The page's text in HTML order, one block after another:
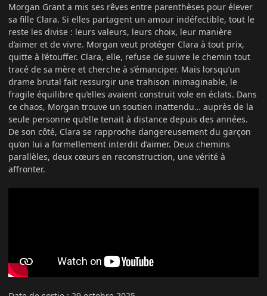
Morgan Grant a mis ses rêves entre parenthèses pour élever
sa fille Clara. Si elles partagent un amour indéfectible, tout le
reste les divise : leurs valeurs, leurs choix, leur manière
d’aimer et de vivre. Morgan veut protéger Clara à tout prix,
quitte à l’étouffer. Clara, elle, refuse de suivre le chemin tout
tracé de sa mère et cherche à s’émanciper. Mais lorsqu’un
drame brutal fait ressurgir une trahison inimaginable, le
fragile équilibre qu’elles avaient construit vole en éclats. Dans
ce chaos, Morgan trouve un soutien inattendu… auprès de la
seule personne qu’elle tenait à distance depuis des années.
De son côté, Clara se rapproche dangereusement du garçon
qu’on lui a formellement interdit d’aimer. Deux chemins
parallèles, deux cœurs en reconstruction, une vérité à
affronter.